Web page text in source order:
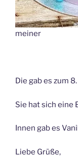
meiner
Die gab es zum
Sie hat sich eine
Innen gab es
Liebe Grüße,